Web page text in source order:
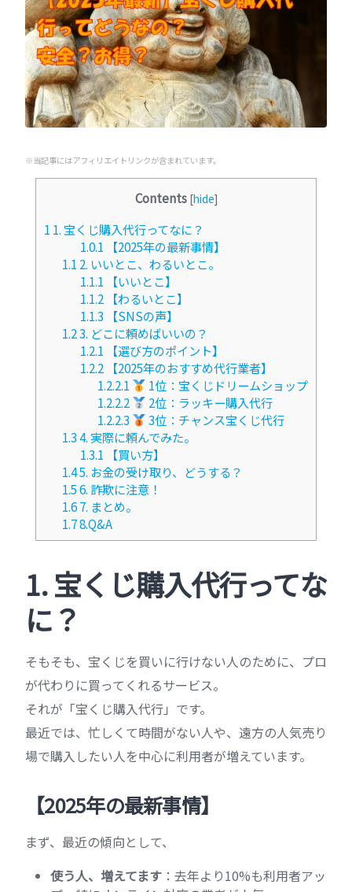
※当記事にはアフィリエイトリンクが含まれています。
Contents [hide]
1 1. 宝くじ購入代行ってなに？
1.0.1 【2025年の最新事情】
1.1 2. いいとこ、わるいとこ。
1.1.1 【いいとこ】
1.1.2【わるいとこ】
1.1.3 【SNSの声】
1.23. どこに頼めばいいの？
1.2.1 【選び方のポイント】
1.2.2【2025年のおすすめ代行業者】
1.2.2.1
1位：宝くじドリームショップ
1.2.2.2
2位：ラッキー購入代行
1.2.2.3
3位：チャンス宝くじ代行
1.34. 実際に頼んでみた。
1.3.1 【買い方】
1.45. お金の受け取り、どうする？
1.56. 詐欺に注意！
1.67. まとめ。
1.78.Q&A
1. 宝くじ購入代行ってな
に？
そもそも、宝くじを買いに行けない人のために、プロ
が代わりに買ってくれるサービス。
それが「宝くじ購入代行」です。
最近では、忙しくて時間がない人や、遠方の人気売り
場で購入したい人を中心に利用者が増えています。
【2025年の最新事情】
まず、最近の傾向として、
使う人、増えてます ：去年より10%も利用者アッ